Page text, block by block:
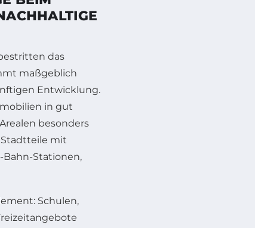
das
maßgeblich
Entwicklung.
in gut
besonders
Stadtteile mit
Bahn-Stationen,
Schulen,